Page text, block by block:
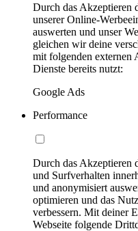
Durch das Akzeptieren
unserer Online-
auswerten und unser
gleichen wir deine
mit folgenden externen
Dienste bereits nutzt:
Google Ads
Performance
Durch das Akzeptieren
und Surfverhalten
und anonymisiert
optimieren und das
verbessern. Mit deiner
Webseite folgende